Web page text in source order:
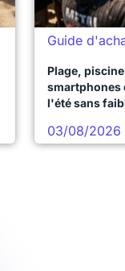
Guide
Plage,
smartphones
l'été sans
03/08/2026